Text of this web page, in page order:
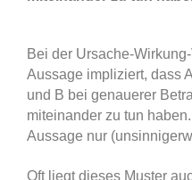
Bei der Ursache-
Aussage impliziert, dass
und B bei genauerer
miteinander zu tun
Aussage nur
Oft liegt dieses Muster